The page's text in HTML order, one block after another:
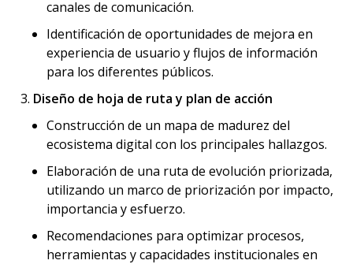
canales de comunicación.
Identificación de oportunidades de mejora en
experiencia de usuario y flujos de información
para los diferentes públicos.
Diseño de hoja de ruta y plan de acción
Construcción de un mapa de madurez del
ecosistema digital con los principales hallazgos.
Elaboración de una ruta de evolución priorizada,
utilizando un marco de priorización por impacto,
importancia y esfuerzo.
Recomendaciones para optimizar procesos,
herramientas y capacidades institucionales en